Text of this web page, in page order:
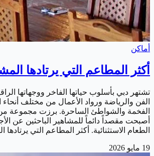
أماكن
أكثر المطاعم التي يرتادها
تشتهر دبي بأسلوب حياتها الفاخر ووجهاتها
الفن والرياضة ورواد الأعمال من مختلف أنحاء
الفخمة والشواطئ الساحرة. برزت مجموعة
أصبحت مقصداً دائماً للمشاهير الباحثين عن
الطعام الاستثنائية. أكثر المطاعم التي
19 مايو 2026